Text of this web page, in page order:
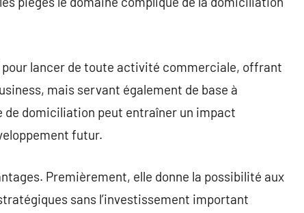
lancer de toute activité commerciale, offrant
mais servant également de base à
de domiciliation peut entraîner un impact
futur.
Premièrement, elle donne la possibilité aux
sans l’investissement important